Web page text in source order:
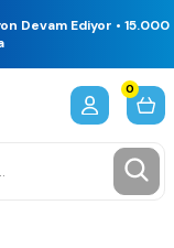
Devam Ediyor • 15.000
0